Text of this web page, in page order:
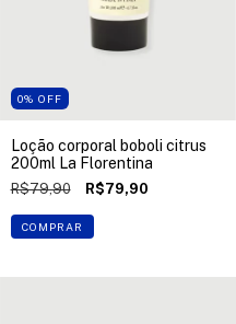
0% OFF
Loção corporal boboli citrus
200ml La Florentina
R$79,90 R$79,90
COMPRAR